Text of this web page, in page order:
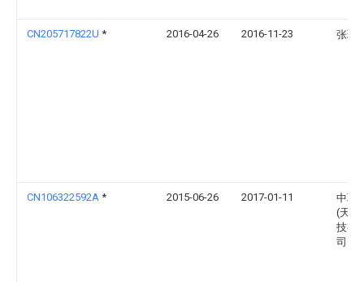
CN205717822U * 2016-04-26 2016-11-23 张瑞
CN106322592A * 2015-06-26 2017-01-11
中联
(天津
技有
司